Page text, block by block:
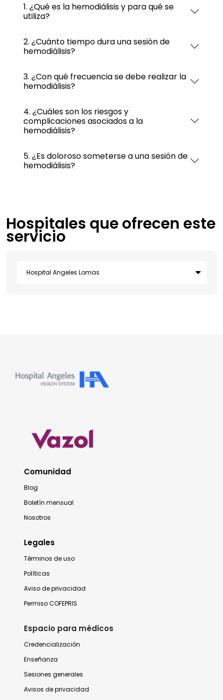
1. ¿Qué es la hemodiálisis y para qué se
utiliza?
2. ¿Cuánto tiempo dura una sesión de
hemodiálisis?
3. ¿Con qué frecuencia se debe realizar la
hemodiálisis?
4. ¿Cuáles son los riesgos y
complicaciones asociados a la
hemodiálisis?
5. ¿Es doloroso someterse a una sesión de
hemodiálisis?
Hospitales que ofrecen este
servicio
Comunidad
Blog
Boletín mensual
Nosotros
Legales
Términos de uso
Políticas
Aviso de privacidad
Permiso COFEPRIS
Espacio para médicos
Credencialización
Enseñanza
Sesiones generales
Avisos de privacidad